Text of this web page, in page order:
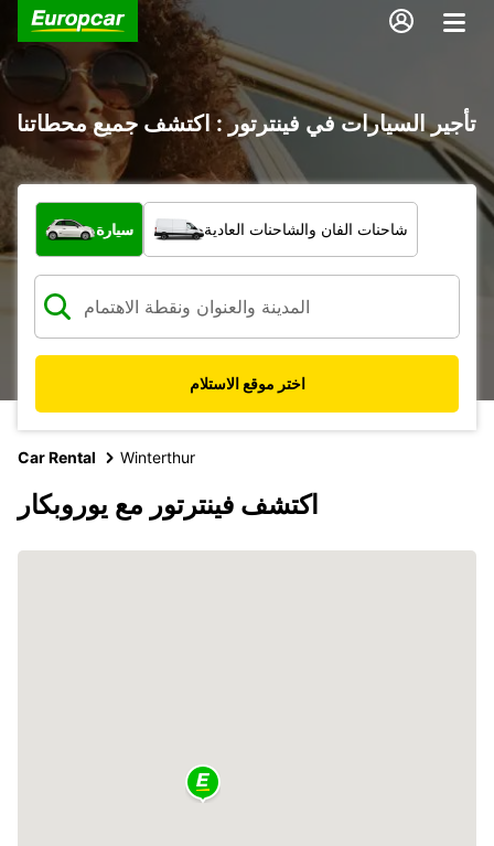
تأجير السيارات في فينترتور : اكتشف جميع محطاتنا
ما نوع المركبة؟
سيارة شاحنات الفان والشاحنات العادية
اختر موقع الاستلام
Car Rental Winterthur
اكتشف فينترتور مع يوروبكار